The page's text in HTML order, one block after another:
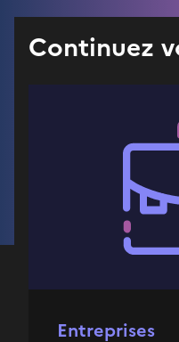
Continuez
Entreprises